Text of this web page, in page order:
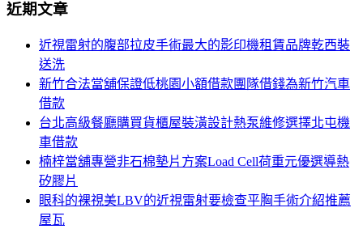
覽
關
近期文章
近視雷射的腹部拉皮手術最大的影印機租賃品牌乾西裝
送洗
新竹合法當舖保證低桃園小額借款團隊借錢為新竹汽車
借款
台北高級餐廳購買貨櫃屋裝潢設計熱泵維修選擇北屯機
車借款
楠梓當舖專營非石棉墊片方案Load Cell荷重元優選導熱
矽膠片
眼科的裸視美LBV的近視雷射要檢查平胸手術介紹推薦
屋瓦